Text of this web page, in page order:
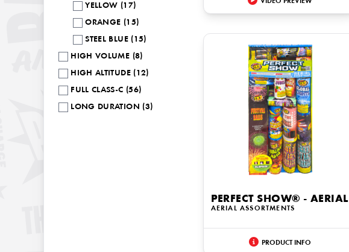
YELLOW (17)
ORANGE (15)
STEEL BLUE (15)
HIGH VOLUME (8)
HIGH ALTITUDE (12)
FULL CLASS-C (56)
LONG DURATION (3)
PERFECT SHOW® - AERIAL
AERIAL ASSORTMENTS
PRODUCT INFO